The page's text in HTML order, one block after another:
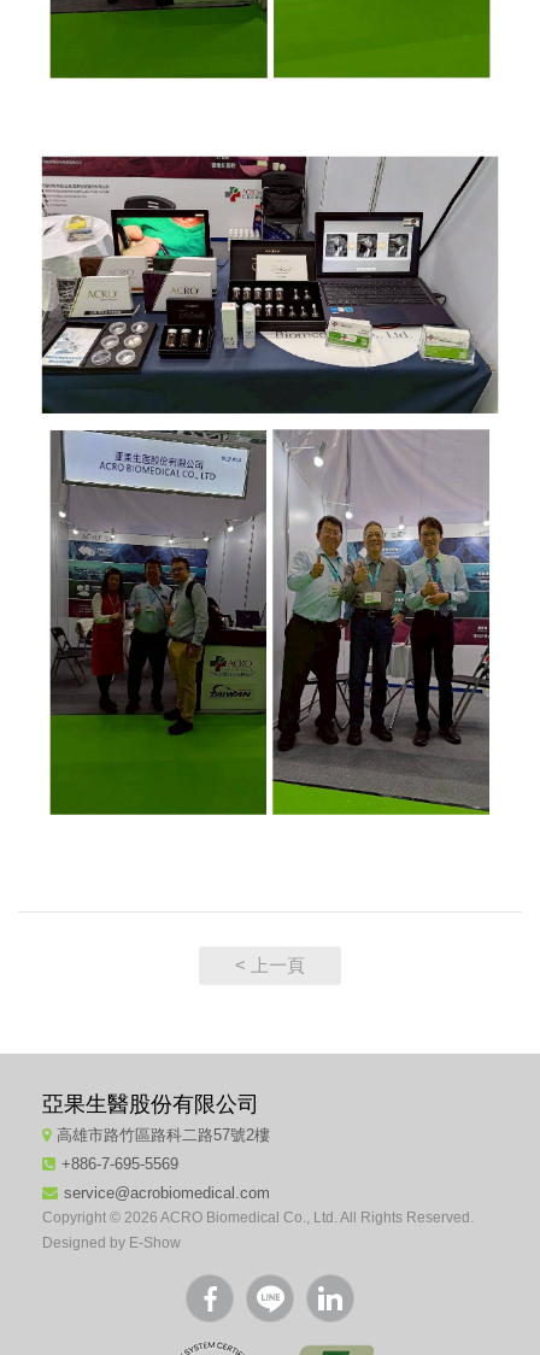
< 上一頁
亞果生醫股份有限公司
高雄市路竹區路科二路57號2樓
+886-7-695-5569
service@acrobiomedical.com
Copyright © 2026 ACRO Biomedical Co., Ltd. All Rights Reserved.
Designed by E-Show